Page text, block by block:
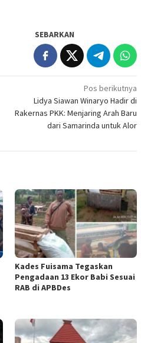
SEBARKAN
Pos berikutnya
Lidya Siawan Winaryo Hadir di
Rakernas PKK: Menjaring Arah Baru
dari Samarinda untuk Alor
Kades Fuisama Tegaskan
Pengadaan 13 Ekor Babi Sesuai
RAB di APBDes